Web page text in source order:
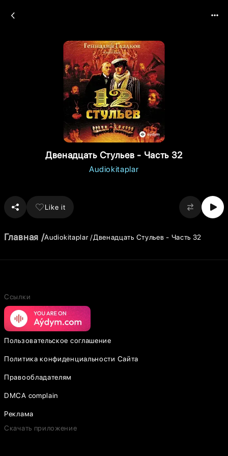
Двенадцать Стульев - Часть 32
Audiokitaplar
Like it
Главная Audiokitaplar Двенадцать Стульев - Часть 32
Ссылки
Пользовательское соглашение
Политика конфиденциальности Сайта
Правообладателям
DMCA complain
Реклама
Скачать приложение